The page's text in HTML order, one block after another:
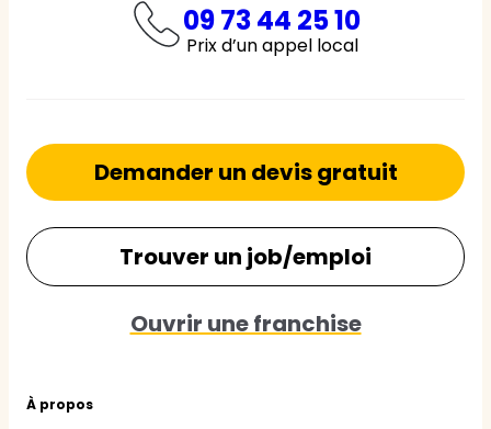
09 73 44 25 10
Prix d’un appel local
À propos
Demander un devis gratuit
Trouver un job/emploi
Ouvrir une franchise